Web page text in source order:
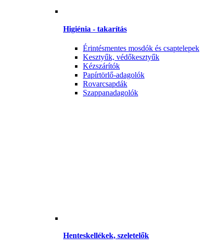
Higiénia - takarítás
Érintésmentes mosdók és csaptelepek
Kesztyűk, védőkesztyűk
Kézszárítók
Papírtörlő-adagolók
Rovarcsapdák
Szappanadagolók
Henteskellékek, szeletelők